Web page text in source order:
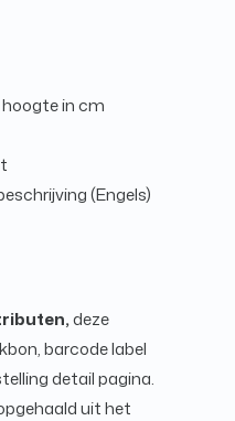
in cm
(Engels)
deze
barcode label
detail pagina.
uit het